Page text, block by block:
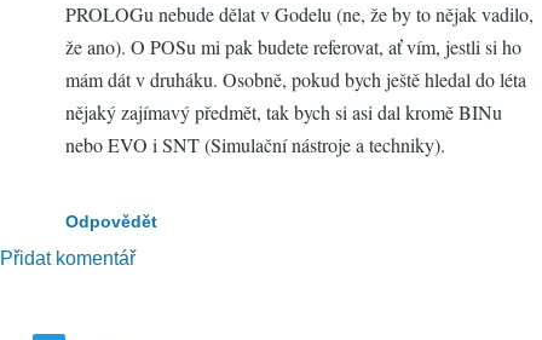
PROLOGu nebude dělat v Godelu (ne, že by to nějak vadilo,
že ano). O POSu mi pak budete referovat, ať vím, jestli si ho
mám dát v druháku. Osobně, pokud bych ještě hledal do léta
nějaký zajímavý předmět, tak bych si asi dal kromě BINu
nebo EVO i SNT (Simulační nástroje a techniky).
Odpovědět
Přidat komentář